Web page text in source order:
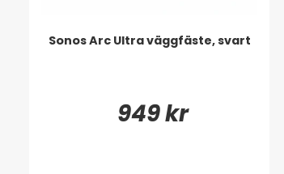
Sonos Arc Ultra väggfäste, svart
949 kr